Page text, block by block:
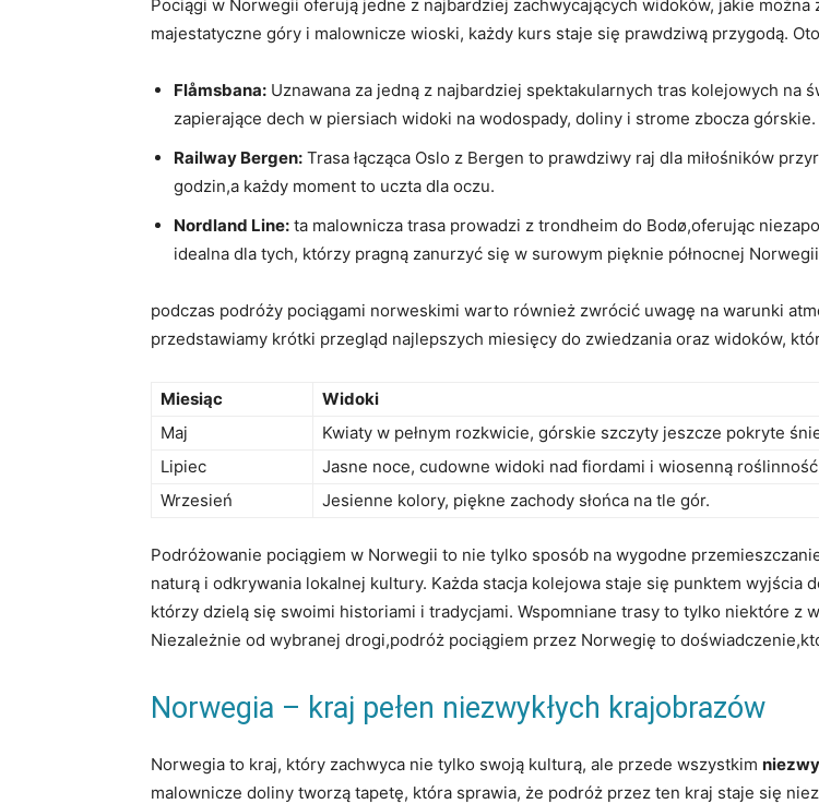
Pociągi w Norwegii oferują jedne z najbardziej zachwycających widoków, jakie
majestatyczne góry i malownicze wioski, każdy kurs staje się prawdziwą przygodą.
Flåmsbana: Uznawana za jedną z najbardziej spektakularnych tras kolejowych na
zapierające dech w piersiach widoki na wodospady, doliny i strome zbocza górskie.
Railway Bergen: Trasa łącząca Oslo z Bergen to prawdziwy raj dla miłośników
godzin,a każdy moment to uczta dla oczu.
Nordland Line: ta malownicza trasa prowadzi z trondheim do Bodø,oferując
idealna dla tych, którzy pragną zanurzyć się w surowym pięknie północnej
podczas podróży pociągami norweskimi warto również zwrócić uwagę na warunki
przedstawiamy krótki przegląd najlepszych miesięcy do zwiedzania oraz widoków,
Miesiąc
Widoki
Maj
Kwiaty w pełnym rozkwicie, górskie szczyty jeszcze pokryte
Lipiec
Jasne noce, cudowne widoki nad fiordami i wiosenną
Wrzesień
Jesienne kolory, piękne zachody słońca na tle gór.
Podróżowanie pociągiem w Norwegii to nie tylko sposób na wygodne
naturą i odkrywania lokalnej kultury. Każda stacja kolejowa staje się punktem wyjścia
którzy dzielą się swoimi historiami i tradycjami. Wspomniane trasy to tylko niektóre z
Niezależnie od wybranej drogi,podróż pociągiem przez Norwegię to
Norwegia – kraj pełen niezwykłych krajobrazów
Norwegia to kraj, który zachwyca nie tylko swoją kulturą, ale przede wszystkim
malownicze doliny tworzą tapetę, która sprawia, że podróż przez ten kraj staje się